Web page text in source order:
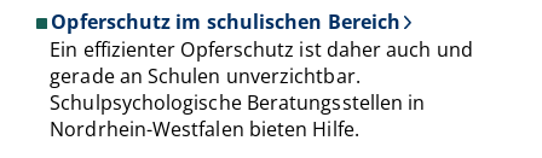
Opferschutz im schulischen Bereich
Ein effizienter Opferschutz ist daher auch und
gerade an Schulen unverzichtbar.
Schulpsychologische Beratungsstellen in
Nordrhein-Westfalen bieten Hilfe.